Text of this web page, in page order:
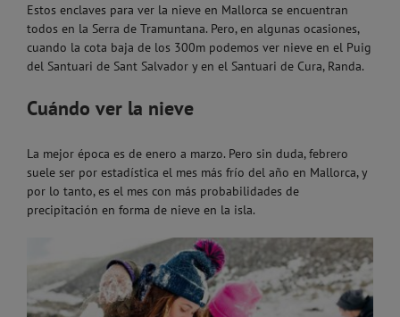
Estos enclaves para ver la nieve en Mallorca se encuentran
todos en la Serra de Tramuntana. Pero, en algunas ocasiones,
cuando la cota baja de los 300m podemos ver nieve en el Puig
del Santuari de Sant Salvador y en el Santuari de Cura, Randa.
Cuándo ver la nieve
La mejor época es de enero a marzo. Pero sin duda, febrero
suele ser por estadística el mes más frío del año en Mallorca, y
por lo tanto, es el mes con más probabilidades de
precipitación en forma de nieve en la isla.